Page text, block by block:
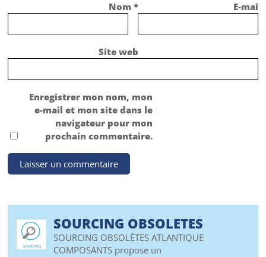
Nom* E-mail
Site web
Enregistrer mon nom, mon
e-mail et mon site dans le
navigateur pour mon
prochain commentaire.
SOURCING OBSOLETES
SOURCING OBSOLÈTES ATLANTIQUE
COMPOSANTS propose un